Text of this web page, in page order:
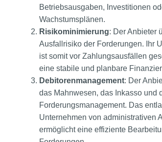
Betriebsausgaben, Investitionen
Wachstumsplänen.
Risikominimierung: Der Anbieter
Ausfallrisiko der Forderungen. Ihr
ist somit vor Zahlungsausfällen
eine stabile und planbare
Debitorenmanagement: Der
das Mahnwesen, das Inkasso und
Forderungsmanagement. Das
Unternehmen von administrativen
ermöglicht eine effiziente